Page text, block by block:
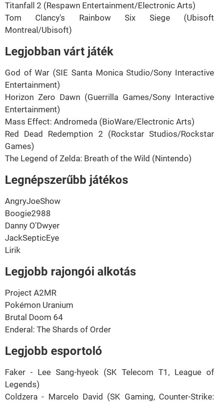
Titanfall 2 (Respawn Entertainment/Electronic Arts)
Tom Clancy's Rainbow Six Siege (Ubisoft
Montreal/Ubisoft)
Legjobban várt játék
God of War (SIE Santa Monica Studio/Sony Interactive
Entertainment)
Horizon Zero Dawn (Guerrilla Games/Sony Interactive
Entertainment)
Mass Effect: Andromeda (BioWare/Electronic Arts)
Red Dead Redemption 2 (Rockstar Studios/Rockstar
Games)
The Legend of Zelda: Breath of the Wild (Nintendo)
Legnépszerűbb játékos
AngryJoeShow
Boogie2988
Danny O'Dwyer
JackSepticEye
Lirik
Legjobb rajongói alkotás
Project A2MR
Pokémon Uranium
Brutal Doom 64
Enderal: The Shards of Order
Legjobb esportoló
Faker - Lee Sang-hyeok (SK Telecom T1, League of
Legends)
Coldzera - Marcelo David (SK Gaming, Counter-Strike: